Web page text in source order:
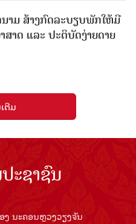
າມ ສ້າງກົດລະບຽບພັກໃຫ້ມີ
ສາດ ແລະ ປະຕິບັດງ່າຍດາຍ
ຕີມ
ຊາຊົນ
ນະຄອນຫຼວງວຽງຈັນ